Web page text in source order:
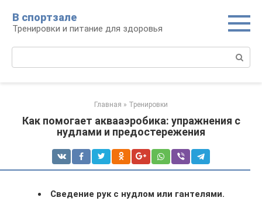
контенту
В спортзале
Тренировки и питание для здоровья
Главная » Тренировки
Как помогает аквааэробика: упражнения с
нудлами и предостережения
Сведение рук с нудлом или гантелями.